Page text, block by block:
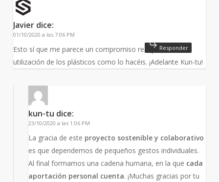
Javier dice:
01/10/2020 a las 7:06 PM
Esto sí que me parece un compromiso real por evitar la
utilización de los plásticos como lo hacéis. ¡Adelante Kun-tu!
Responder
kun-tu dice:
23/10/2020 a las 1:06 PM
La gracia de este proyecto sostenible y colaborativo
es que dependemos de pequeños gestos individuales.
Al final formamos una cadena humana, en la que cada
aportación personal cuenta. ¡Muchas gracias por tu